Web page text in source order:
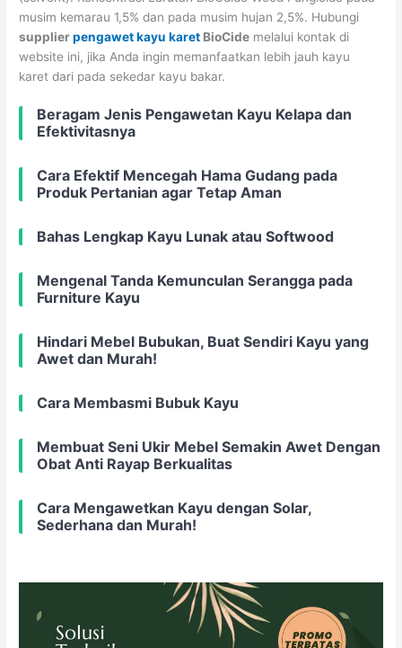
musim kemarau 1,5% dan pada musim hujan 2,5%. Hubungi
supplierpengawet kayu karet BioCide melalui kontak di
website ini, jika Anda ingin memanfaatkan lebih jauh kayu
karet dari pada sekedar kayu bakar.
Beragam Jenis Pengawetan Kayu Kelapa dan
Efektivitasnya
Cara Efektif Mencegah Hama Gudang pada
Produk Pertanian agar Tetap Aman
Bahas Lengkap Kayu Lunak atau Softwood
Mengenal Tanda Kemunculan Serangga pada
Furniture Kayu
Hindari Mebel Bubukan, Buat Sendiri Kayu yang
Awet dan Murah!
Cara Membasmi Bubuk Kayu
Membuat Seni Ukir Mebel Semakin Awet Dengan
Obat Anti Rayap Berkualitas
Cara Mengawetkan Kayu dengan Solar,
Sederhana dan Murah!